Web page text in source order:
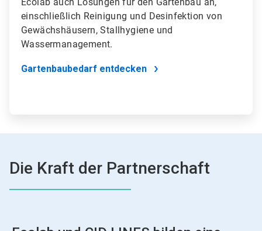
einschließlich Reinigung und Desinfektion von
Gewächshäusern, Stallhygiene und
Wassermanagement.
Gartenbaubedarf entdecken
Die Kraft der Partnerschaft